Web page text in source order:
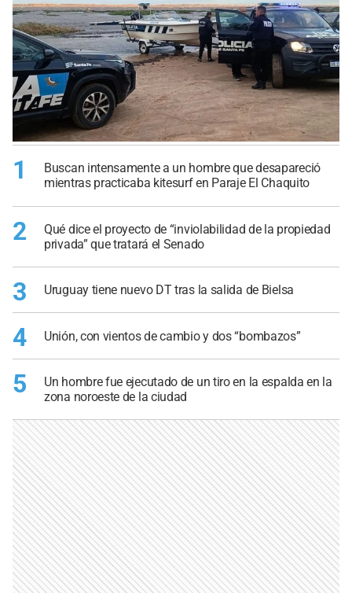
1
Buscan intensamente a un hombre que desapareció
mientras practicaba kitesurf en Paraje El Chaquito
2
Qué dice el proyecto de “inviolabilidad de la propiedad
privada” que tratará el Senado
3 Uruguay tiene nuevo DT tras la salida de Bielsa
4 Unión, con vientos de cambio y dos “bombazos”
5
Un hombre fue ejecutado de un tiro en la espalda en la
zona noroeste de la ciudad